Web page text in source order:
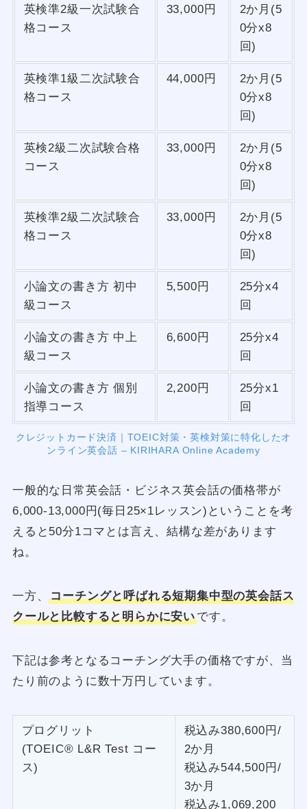
英検準2級一次試験合
格コース
33,000円
2か月(5
0分x8
回)
英検準1級二次試験合
格コース
44,000円
2か月(5
0分x8
回)
英検2級二次試験合格
コース
33,000円
2か月(5
0分x8
回)
英検準2級二次試験合
格コース
33,000円
2か月(5
0分x8
回)
小論文の書き方 初中
級コース
5,500円
25分x4
回
小論文の書き方 中上
級コース
6,600円
25分x4
回
小論文の書き方 個別
指導コース
2,200円
25分x1
回
クレジットカード決済｜TOEIC対策・英検対策に特化したオ
ンライン英会話 – KIRIHARA Online Academy
一般的な日常英会話・ビジネス英会話の価格帯が
6,000-13,000円(毎日25×1レッスン)ということを考
えると50分1コマとは言え、結構な差があります
ね。
一方、コーチングと呼ばれる短期集中型の英会話ス
クールと比較すると明らかに安いです。
下記は参考となるコーチング大手の価格ですが、当
たり前のように数十万円しています。
プログリット
(TOEIC® L&R Test コー
ス)
税込み380,600円/
2か月
税込み544,500円/
3か月
税込み1,069,200